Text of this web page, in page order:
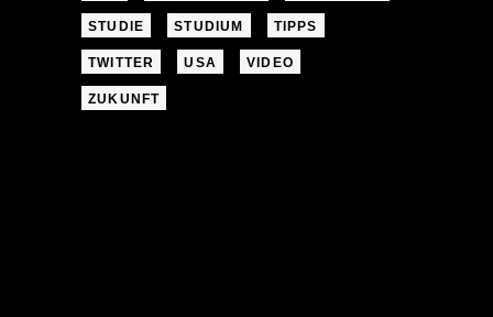
STUDIE STUDIUM TIPPS
TWITTER USA VIDEO
ZUKUNFT